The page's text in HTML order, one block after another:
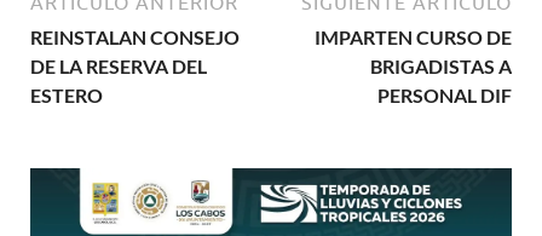
REINSTALAN CONSEJO
DE LA RESERVA DEL
ESTERO
IMPARTEN CURSO DE
BRIGADISTAS A
PERSONAL DIF